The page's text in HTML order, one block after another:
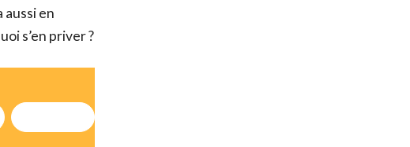
en
s’en priver ?